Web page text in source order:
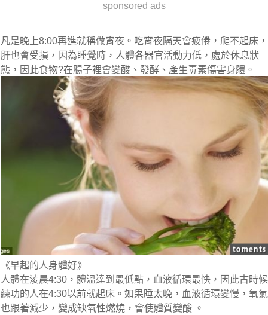
sponsored ads
凡是晚上8:00再進就稱做宵夜。吃宵夜隔天會疲倦，爬不起床，
肝也會受損，因為睡覺時，人體各器官活動力低，處於休息狀
態，因此食物?在腸子裡會變酸、發酵、產生毒素傷害身體。
《早起的人身體好》
人體在淩晨4:30，體溫達到最低點，血液循環最快，因此古時候
練功的人在4:30以前就起床。如果睡太晚，血液循環變慢，氧氣
也跟著減少，變成缺氧性燃燒，會使體質變酸 。